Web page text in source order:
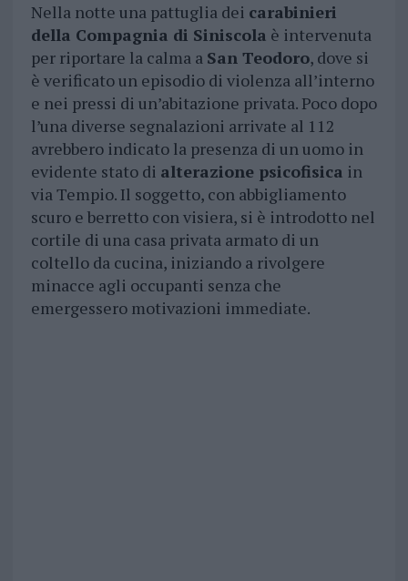
Nella notte una pattuglia dei carabinieri
della Compagnia di Siniscola è intervenuta
per riportare la calma a San Teodoro, dove si
è verificato un episodio di violenza all’interno
e nei pressi di un’abitazione privata. Poco dopo
l’una diverse segnalazioni arrivate al 112
avrebbero indicato la presenza di un uomo in
evidente stato di alterazione psicofisica in
via Tempio. Il soggetto, con abbigliamento
scuro e berretto con visiera, si è introdotto nel
cortile di una casa privata armato di un
coltello da cucina, iniziando a rivolgere
minacce agli occupanti senza che
emergessero motivazioni immediate.